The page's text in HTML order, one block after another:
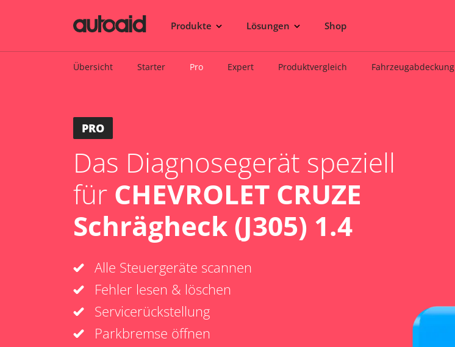
Produkte Lösungen Shop
Übersicht Starter Pro Expert Produktvergleich Fahrzeugabdeckung
PRO
Das Diagnosegerät speziell
für CHEVROLET CRUZE
Schrägheck (J305) 1.4
Alle Steuergeräte scannen
Fehler lesen & löschen
Servicerückstellung
Parkbremse öffnen